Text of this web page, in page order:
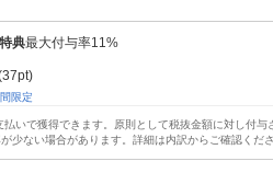
典最大付与率11%
限定
いで獲得できます。原則として税抜金額に対し付与
少ない場合があります。詳細は内訳からご確認くださ